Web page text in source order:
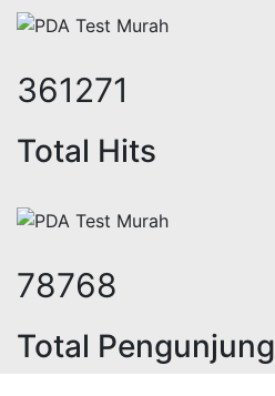
429543
Total Hits
93654
Total Pengunjung